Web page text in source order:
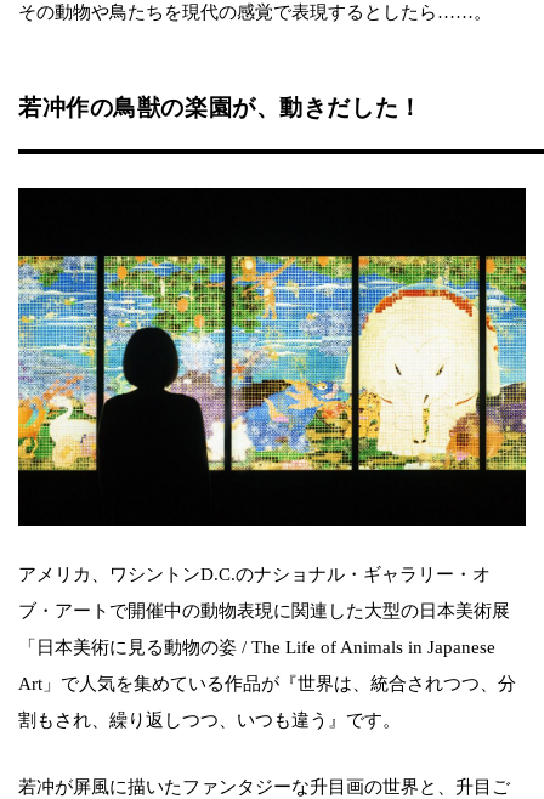
その動物や鳥たちを現代の感覚で表現するとしたら……。
若冲作の鳥獣の楽園が、動きだした！
アメリカ、ワシントンD.C.のナショナル・ギャラリー・オ
ブ・アートで開催中の動物表現に関連した大型の日本美術展
「日本美術に見る動物の姿 / The Life of Animals in Japanese
Art」で人気を集めている作品が『世界は、統合されつつ、分
割もされ、繰り返しつつ、いつも違う』です。
若冲が屏風に描いたファンタジーな升目画の世界と、升目ご